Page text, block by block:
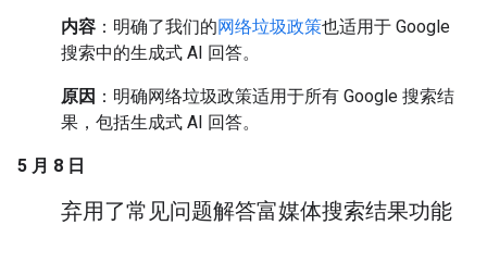
内容 ：明确了我们的网络垃圾政策也适用于 Google
搜索中的生成式 AI 回答。
原因 ：明确网络垃圾政策适用于所有 Google 搜索结
果，包括生成式 AI 回答。
5 月 8 日
弃用了常见问题解答富媒体搜索结果功能